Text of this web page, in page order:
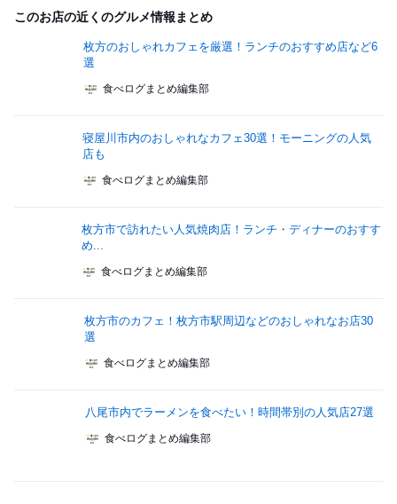
このお店の近くのグルメ情報まとめ
枚方のおしゃれカフェを厳選！ランチのおすすめ店など6
選
食べログまとめ編集部
寝屋川市内のおしゃれなカフェ30選！モーニングの人気
店も
食べログまとめ編集部
枚方市で訪れたい人気焼肉店！ランチ・ディナーのおすす
め...
食べログまとめ編集部
枚方市のカフェ！枚方市駅周辺などのおしゃれなお店30
選
食べログまとめ編集部
八尾市内でラーメンを食べたい！時間帯別の人気店27選
食べログまとめ編集部